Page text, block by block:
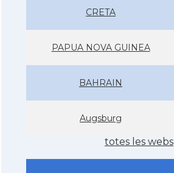
CRETA
PAPUA NOVA GUINEA
BAHRAIN
Augsburg
totes les webs